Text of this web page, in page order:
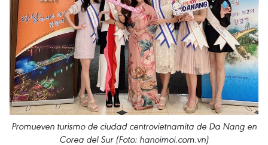
Promueven turismo de ciudad centrovietnamita de Da Nang en
Corea del Sur (Foto: hanoimoi.com.vn)